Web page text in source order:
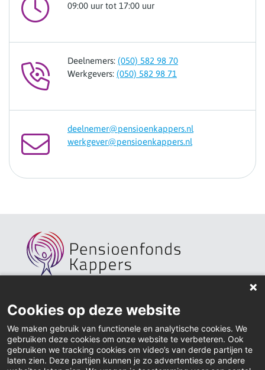
09:00 uur tot 17:00 uur
Deelnemers: (050) 582 98 70
Werkgevers: (050) 582 98 71
deelnemer@pensioenkappers.nl
werkgever@pensioenkappers.nl
Home
Actueel
Contact
Cookies op deze website
We maken gebruik van functionele en analytische cookies. We
gebruiken deze cookies om onze website te verbeteren. Ook
gebruiken we tracking cookies om video’s van derde partijen te
laten zien. Deze partijen kunnen je zo advertenties op andere